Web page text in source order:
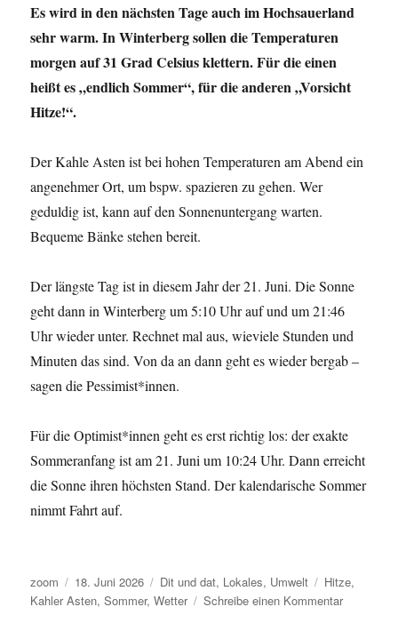
Es wird in den nächsten Tage auch im Hochsauerland
sehr warm. In Winterberg sollen die Temperaturen
morgen auf 31 Grad Celsius klettern. Für die einen
heißt es „endlich Sommer“, für die anderen „Vorsicht
Hitze!“.
Der Kahle Asten ist bei hohen Temperaturen am Abend ein
angenehmer Ort, um bspw. spazieren zu gehen. Wer
geduldig ist, kann auf den Sonnenuntergang warten.
Bequeme Bänke stehen bereit.
Der längste Tag ist in diesem Jahr der 21. Juni. Die Sonne
geht dann in Winterberg um 5:10 Uhr auf und um 21:46
Uhr wieder unter. Rechnet mal aus, wieviele Stunden und
Minuten das sind. Von da an dann geht es wieder bergab –
sagen die Pessimist*innen.
Für die Optimist*innen geht es erst richtig los: der exakte
Sommeranfang ist am 21. Juni um 10:24 Uhr. Dann erreicht
die Sonne ihren höchsten Stand. Der kalendarische Sommer
nimmt Fahrt auf.
Autor
zoom
Veröffentlicht
am
18. Juni 2026 Kategorien
Dit und dat, Lokales, Umwelt Schlagwörter
Hitze,
Kahler Asten,Sommer,Wetter Schreibe einen Kommentarzu